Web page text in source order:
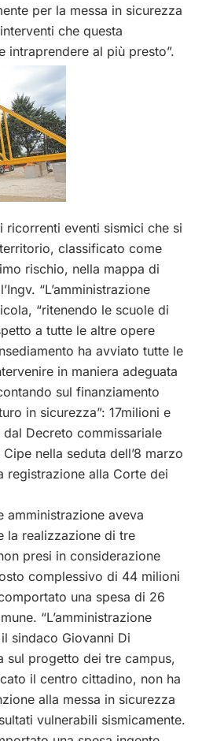
per la messa in sicurezza
che questa
intraprendere al più presto”.
ricorrenti eventi sismici che si
classificato come
rischio, nella mappa di
“L’amministrazione
“ritenendo le scuole di
a tutte le altre opere
ha avviato tutte le
in maniera adeguata
sul finanziamento
in sicurezza”: 17milioni e
Decreto commissariale
nella seduta dell’8 marzo
registrazione alla Corte dei
amministrazione aveva
la realizzazione di tre
presi in considerazione
complessivo di 44 milioni
una spesa di 26
“L’amministrazione
sindaco Giovanni Di
sul progetto dei tre campus,
il centro cittadino, non ha
alla messa in sicurezza
vulnerabili sismicamente.